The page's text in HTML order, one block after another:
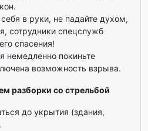
в руки, не падайте духом,
сотрудники спецслужб
спасения!
немедленно покиньте
возможность взрыва.
разборки со стрельбой
до укрытия (здания,